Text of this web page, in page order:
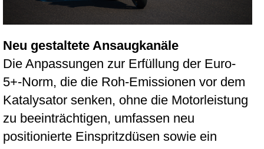
Neu gestaltete Ansaugkanäle
Die Anpassungen zur Erfüllung der Euro-
5+-Norm, die die Roh-Emissionen vor dem
Katalysator senken, ohne die Motorleistung
zu beeinträchtigen, umfassen neu
positionierte Einspritzdüsen sowie ein